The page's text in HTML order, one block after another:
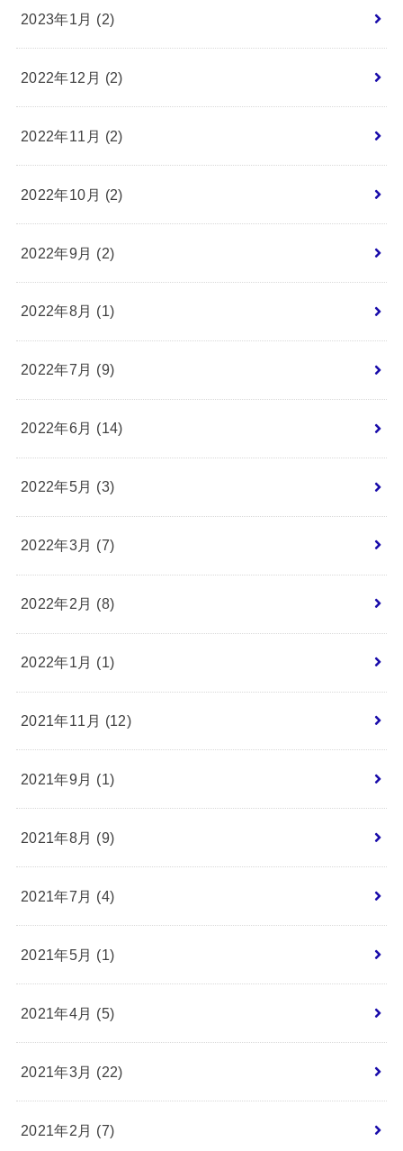
2023年1月 (2)
2022年12月 (2)
2022年11月 (2)
2022年10月 (2)
2022年9月 (2)
2022年8月 (1)
2022年7月 (9)
2022年6月 (14)
2022年5月 (3)
2022年3月 (7)
2022年2月 (8)
2022年1月 (1)
2021年11月 (12)
2021年9月 (1)
2021年8月 (9)
2021年7月 (4)
2021年5月 (1)
2021年4月 (5)
2021年3月 (22)
2021年2月 (7)